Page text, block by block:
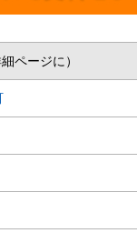
ページに）